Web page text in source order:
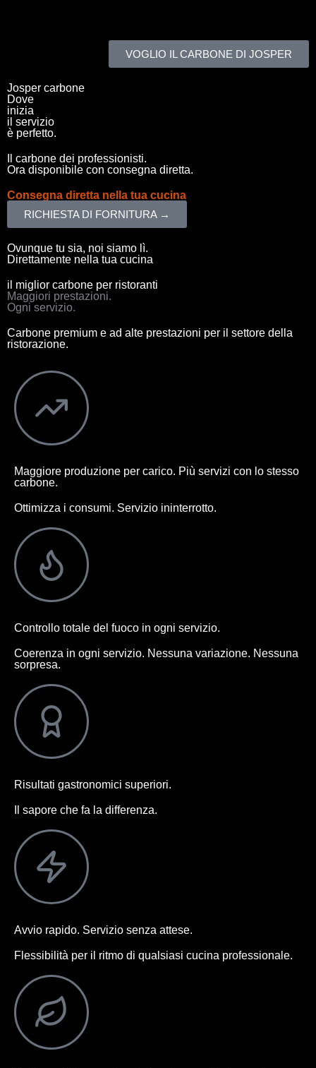
VOGLIO IL CARBONE DI JOSPER
Josper carbone
Dove
inizia
il servizio
è perfetto.
Il carbone dei professionisti.
Ora disponibile con consegna diretta.
Consegna diretta nella tua cucina
RICHIESTA DI FORNITURA →
Ovunque tu sia, noi siamo lì.
Direttamente nella tua cucina
il miglior carbone per ristoranti
Maggiori prestazioni.
Ogni servizio.
Carbone premium e ad alte prestazioni per il settore della
ristorazione.
Maggiore produzione per carico. Più servizi con lo stesso
carbone.
Ottimizza i consumi. Servizio ininterrotto.
Controllo totale del fuoco in ogni servizio.
Coerenza in ogni servizio. Nessuna variazione. Nessuna
sorpresa.
Risultati gastronomici superiori.
Il sapore che fa la differenza.
Avvio rapido. Servizio senza attese.
Flessibilità per il ritmo di qualsiasi cucina professionale.